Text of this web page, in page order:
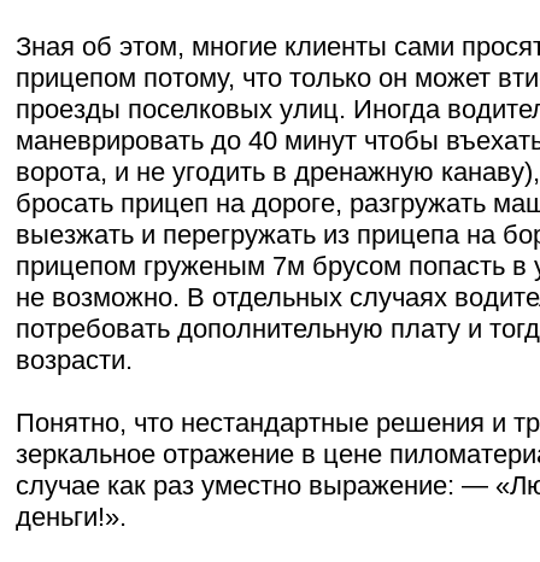
Зная об этом, многие клиенты сами
прицепом потому, что только он может
проезды поселковых улиц. Иногда
маневрировать до 40 минут чтобы
ворота, и не угодить в дренажную
бросать прицеп на дороге, разгружать
выезжать и перегружать из прицепа на
прицепом груженым 7м брусом попасть в
не возможно. В отдельных случаях
потребовать дополнительную плату и
возрасти.
Понятно, что нестандартные решения и
зеркальное отражение в цене
случае как раз уместно выражение: —
деньги!».